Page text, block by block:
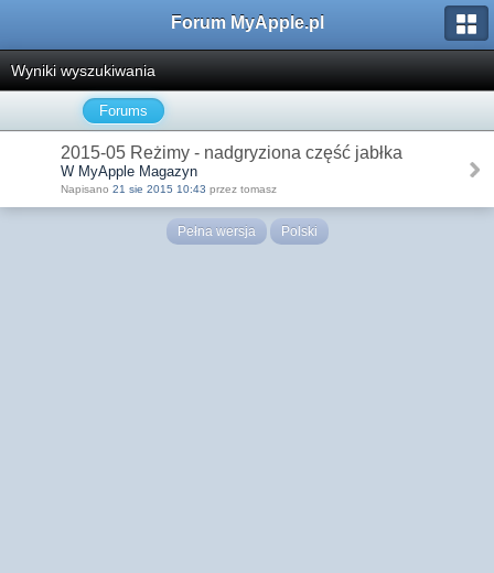
Forum MyApple.pl
Wyniki wyszukiwania
Forums
2015-05 Reżimy - nadgryziona część jabłka
W MyApple Magazyn
Napisano 21 sie 2015 10:43 przez tomasz
Pełna wersja Polski